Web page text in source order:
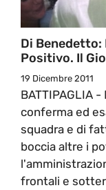
Di Benedetto:
Positivo. Il
19 Dicembre 2011
BATTIPAGLIA
conferma ed
squadra e di
boccia altre i
frontali e